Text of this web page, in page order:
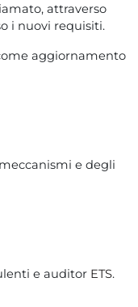
attraverso
i nuovi requisiti.
aggiornamento
e degli
e auditor ETS.